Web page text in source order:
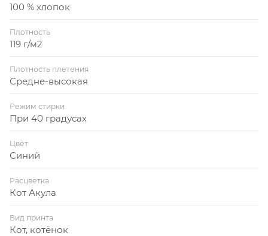
100 % хлопок
Плотность
119 г/м2
Плотность плетения
Средне-высокая
Режим стирки
При 40 градусах
Цвет
Синий
Расцветка
Кот Акула
Вид принта
Кот, котёнок